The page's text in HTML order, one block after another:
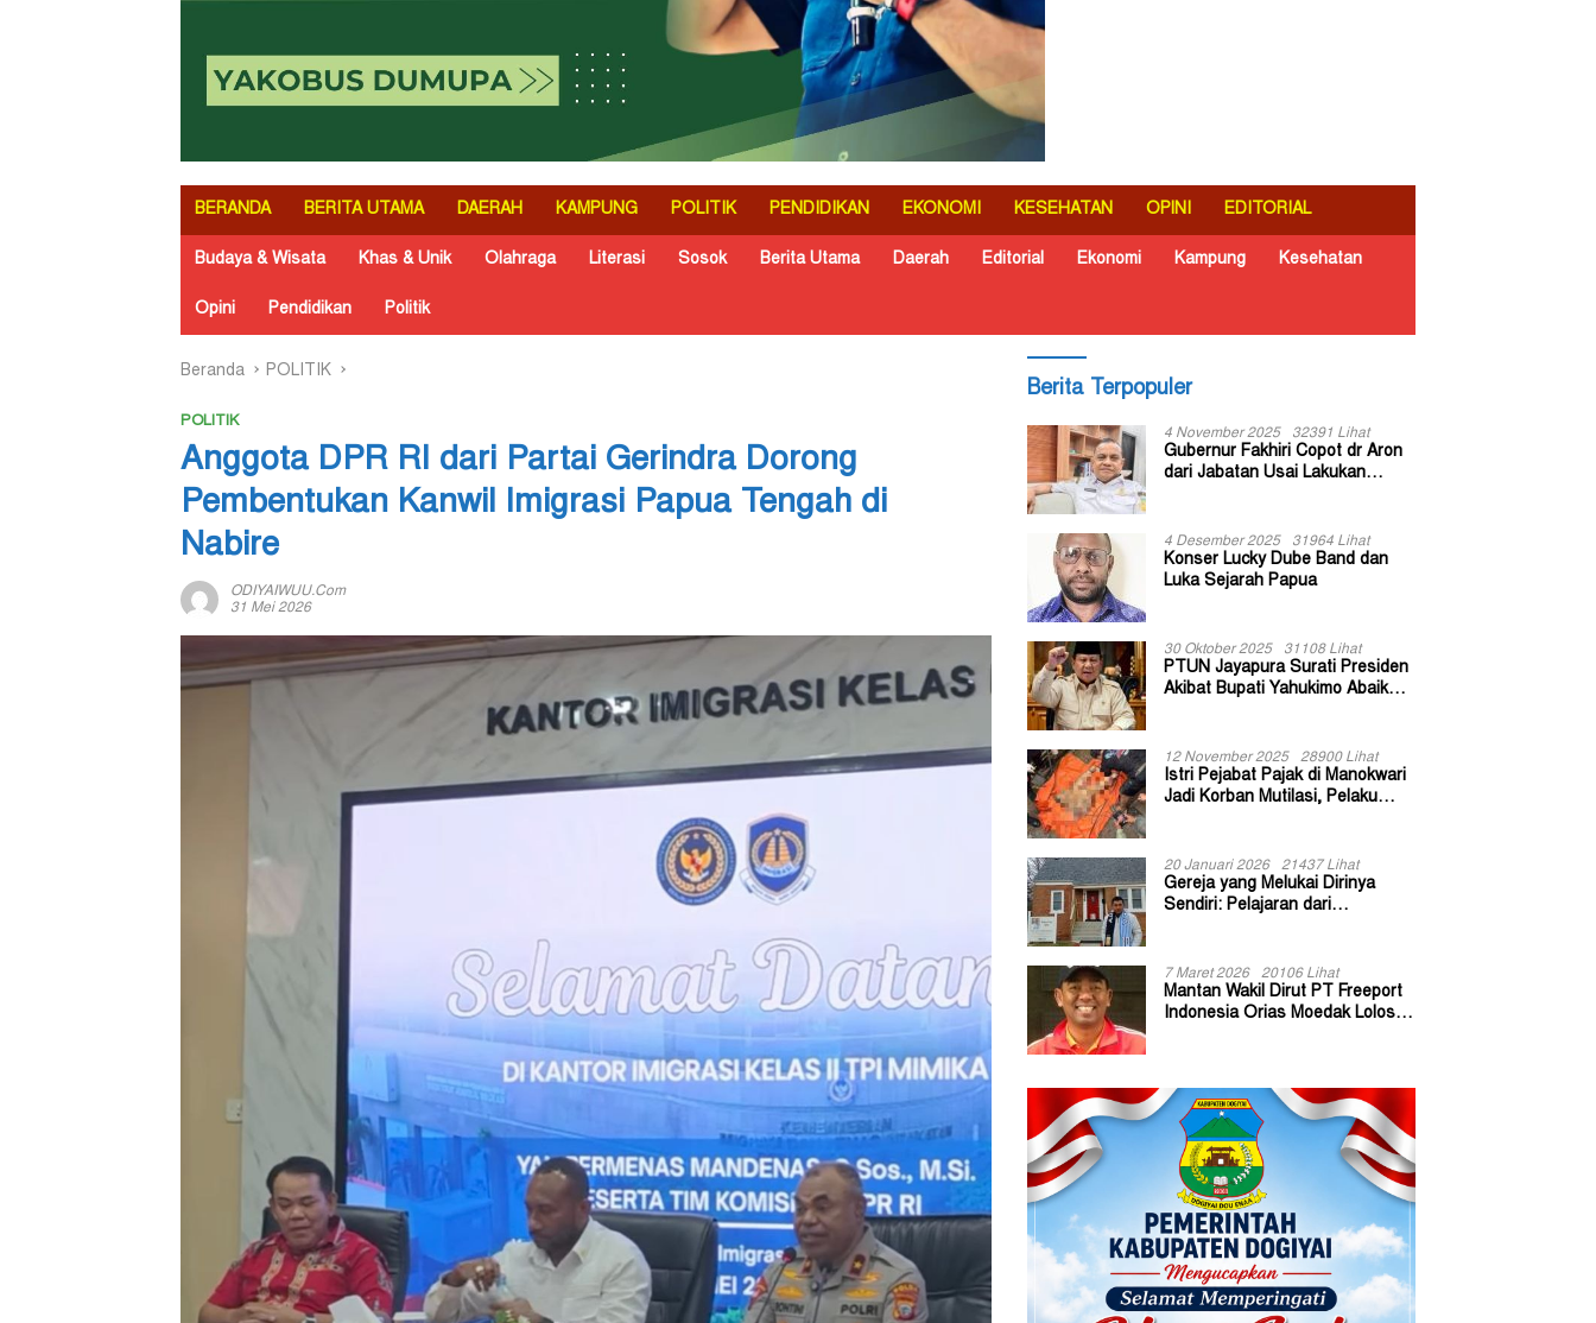
BERANDA BERITA UTAMA DAERAH KAMPUNG POLITIK PENDIDIKAN EKONOMI KESEHATAN OPINI EDITORIAL
Budaya & Wisata Khas & Unik Olahraga Literasi Sosok Berita Utama Daerah Editorial Ekonomi Kampung Kesehatan
Opini Pendidikan Politik
Beranda POLITIK
POLITIK
Anggota DPR RI dari Partai Gerindra Dorong
Pembentukan Kanwil Imigrasi Papua Tengah di
Nabire
ODIYAIWUU.com
31 Mei 2026
Berita Terpopuler
4 November 2025 32391 Lihat
Gubernur Fakhiri Copot dr Aron
dari Jabatan Usai Lakukan
4 Desember 2025 31964 Lihat
Konser Lucky Dube Band dan
Luka Sejarah Papua
30 Oktober 2025 31108 Lihat
PTUN Jayapura Surati Presiden
Akibat Bupati Yahukimo Abaikan
12 November 2025 28900 Lihat
Istri Pejabat Pajak di Manokwari
Jadi Korban Mutilasi, Pelaku
20 Januari 2026 21437 Lihat
Gereja yang Melukai Dirinya
Sendiri: Pelajaran dari
7 Maret 2026 20106 Lihat
Mantan Wakil Dirut PT Freeport
Indonesia Orias Moedak Lolos